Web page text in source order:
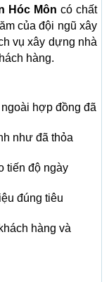
Hóc Môn có chất
của đội ngũ xây
vụ xây dựng nhà
hàng.
hợp đồng đã
như đã thỏa
tiến độ ngày
đúng tiêu
hàng và